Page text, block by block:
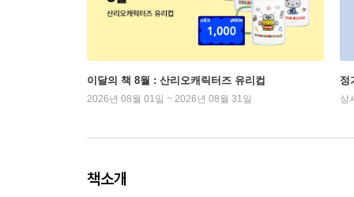
이달의 책 8월 : 산리오캐릭터즈 유리컵
2026년 08월 01일 ~ 2026년 08월 31일
정
상
책소개